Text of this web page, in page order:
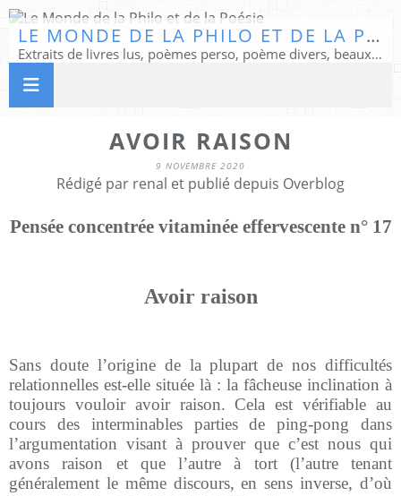
LE MONDE DE LA PHILO ET DE LA POÉSIE
Extraits de livres lus, poèmes perso, poème divers, beaux textes...
AVOIR RAISON
9 NOVEMBRE 2020
Rédigé par renal et publié depuis Overblog
Pensée concentrée vitaminée effervescente n° 17
Avoir raison
Sans doute l’origine de la plupart de nos difficultés
relationnelles est-elle située là : la fâcheuse inclination à
toujours vouloir avoir raison. Cela est vérifiable au
cours des interminables parties de ping-pong dans
l’argumentation visant à prouver que c’est nous qui
avons raison et que l’autre à tort (l’autre tenant
généralement le même discours, en sens inverse, d’où